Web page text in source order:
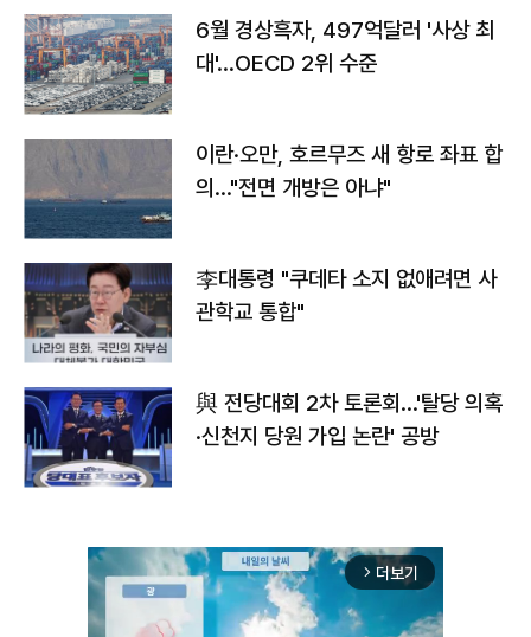
6월 경상흑자, 497억달러 '사상 최
대'…OECD 2위 수준
이란·오만, 호르무즈 새 항로 좌표 합
의…"전면 개방은 아냐"
李대통령 "쿠데타 소지 없애려면 사
관학교 통합"
與 전당대회 2차 토론회…'탈당 의혹
·신천지 당원 가입 논란' 공방
arrow_forward_ios 더보기